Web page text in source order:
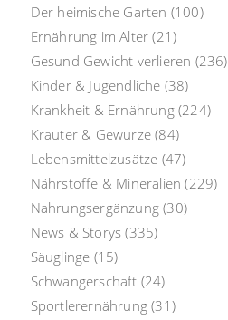
Der heimische Garten (100)
Ernährung im Alter (21)
Gesund Gewicht verlieren (236)
Kinder & Jugendliche (38)
Krankheit & Ernährung(224)
Kräuter & Gewürze (84)
Lebensmittelzusätze (47)
Nährstoffe & Mineralien (229)
Nahrungsergänzung (30)
News & Storys (335)
Säuglinge (15)
Schwangerschaft (24)
Sportlerernährung (31)